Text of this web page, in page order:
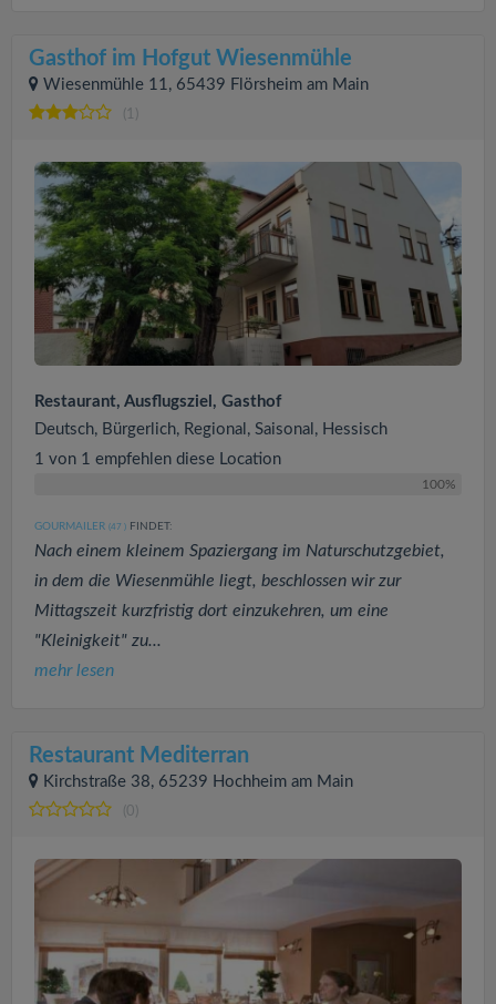
Gasthof im Hofgut Wiesenmühle
Wiesenmühle 11, 65439 Flörsheim am Main
Restaurant, Ausflugsziel, Gasthof
Deutsch, Bürgerlich, Regional, Saisonal, Hessisch
1 von 1 empfehlen diese Location
100%
GOURMAILER (47 ) FINDET:
Nach einem kleinem Spaziergang im Naturschutzgebiet,
in dem die Wiesenmühle liegt, beschlossen wir zur
Mittagszeit kurzfristig dort einzukehren, um eine
"Kleinigkeit" zu...
mehr lesen
Restaurant Mediterran
Kirchstraße 38, 65239 Hochheim am Main
(0)